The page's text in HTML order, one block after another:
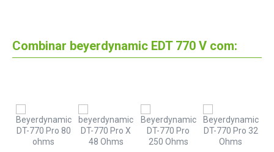
Combinar beyerdynamic EDT 770 V com: